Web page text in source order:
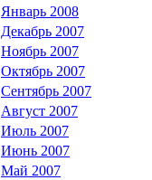
Январь 2008
Декабрь 2007
Ноябрь 2007
Октябрь 2007
Сентябрь 2007
Август 2007
Июль 2007
Июнь 2007
Май 2007